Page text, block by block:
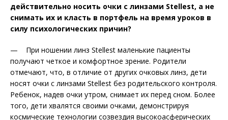
действительно носить очки с линзами Stellest, а не
снимать их и класть в портфель на время уроков в
силу психологических причин?
— При ношении линз Stellest маленькие пациенты
получают четкое и комфортное зрение. Родители
отмечают, что, в отличие от других очковых линз, дети
носят очки с линзами Stellest без родительского контроля.
Ребенок, надев очки утром, снимает их перед сном. Более
того, дети хвалятся своими очками, демонстрируя
космические технологии созвездия высокоасферических